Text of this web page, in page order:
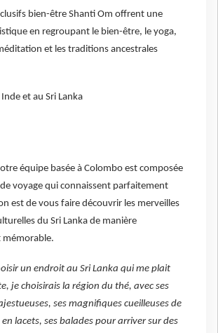
bien-être Shanti Om offrent une
en regroupant le bien-être, le yoga,
et les traditions ancestrales
et au Sri Lanka
équipe basée à Colombo est composée
voyage qui connaissent parfaitement
est de vous faire découvrir les merveilles
du Sri Lanka de manière
un endroit au Sri Lanka qui me plait
je choisirais la région du thé, avec ses
ses magnifiques cueilleuses de
lacets, ses balades pour arriver sur des